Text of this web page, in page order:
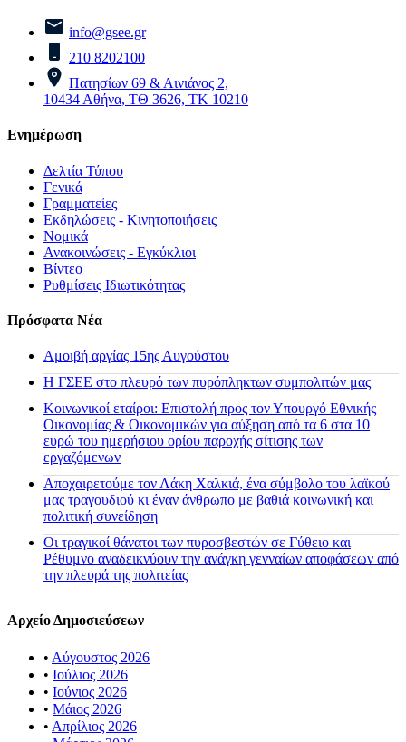
info@gsee.gr
210 8202100
Πατησίων 69 & Αινιάνος 2,
10434 Αθήνα, ΤΘ 3626, ΤΚ 10210
Ενημέρωση
Δελτία Τύπου
Γενικά
Γραμματείες
Εκδηλώσεις - Κινητοποιήσεις
Νομικά
Ανακοινώσεις - Εγκύκλιοι
Βίντεο
Ρυθμίσεις Ιδιωτικότητας
Πρόσφατα Νέα
Αμοιβή αργίας 15ης Αυγούστου
H ΓΣΕΕ στο πλευρό των πυρόπληκτων συμπολιτών μας
Κοινωνικοί εταίροι: Επιστολή προς τον Υπουργό Εθνικής
Οικονομίας & Οικονομικών για αύξηση από τα 6 στα 10
ευρώ του ημερήσιου ορίου παροχής σίτισης των
εργαζόμενων
Αποχαιρετούμε τον Λάκη Χαλκιά, ένα σύμβολο του λαϊκού
μας τραγουδιού κι έναν άνθρωπο με βαθιά κοινωνική και
πολιτική συνείδηση
Οι τραγικοί θάνατοι των πυροσβεστών σε Γύθειο και
Ρέθυμνο αναδεικνύουν την ανάγκη γενναίων αποφάσεων από
την πλευρά της πολιτείας
Αρχείο Δημοσιεύσεων
• Αύγουστος 2026
• Ιούλιος 2026
• Ιούνιος 2026
• Μάιος 2026
• Απρίλιος 2026